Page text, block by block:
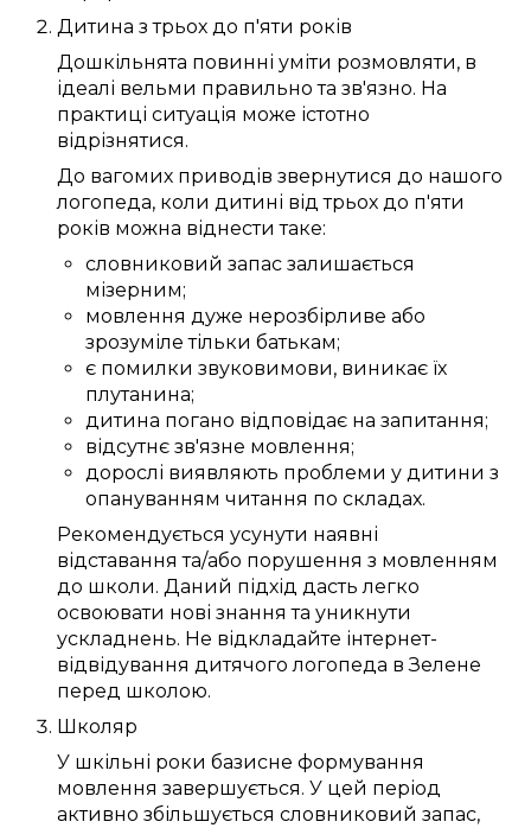
Дитина з трьох до п'яти років
Дошкільнята повинні уміти розмовляти, в
ідеалі вельми правильно та зв'язно. На
практиці ситуація може істотно
відрізнятися.
До вагомих приводів звернутися до нашого
логопеда, коли дитині від трьох до п'яти
років можна віднести таке:
словниковий запас залишається
мізерним;
мовлення дуже нерозбірливе або
зрозуміле тільки батькам;
є помилки звуковимови, виникає їх
плутанина;
дитина погано відповідає на запитання;
відсутнє зв'язне мовлення;
дорослі виявляють проблеми у дитини з
опануванням читання по складах.
Рекомендується усунути наявні
відставання та/або порушення з мовленням
до школи. Даний підхід дасть легко
освоювати нові знання та уникнути
ускладнень. Не відкладайте інтернет-
відвідування дитячого логопеда в Зелене
перед школою.
Школяр
У шкільні роки базисне формування
мовлення завершується. У цей період
активно збільшується словниковий запас,